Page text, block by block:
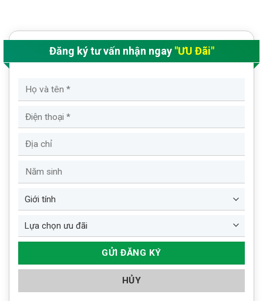
Đăng ký tư vấn nhận ngay "ƯU Đãi"
HỦY